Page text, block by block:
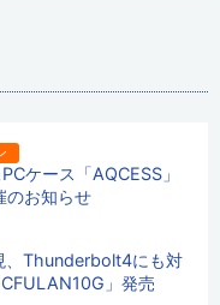
防庁主催の「令和6年
同訓練」に参加しま
けて開催された消防庁
隊北海道東北ブロック
「危機管理産業展
展しました
ケース「AQCESS」
のお知らせ
、Thunderbolt4にも対
」発売